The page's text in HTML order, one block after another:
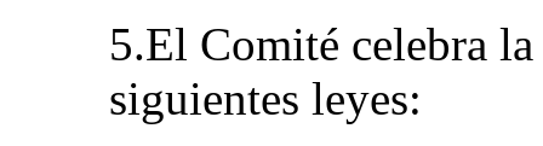
5.El Comité celebra
siguientes leyes: